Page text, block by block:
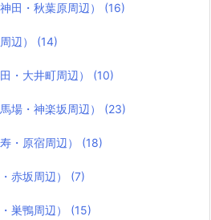
田・秋葉原周辺） (16)
辺） (14)
・大井町周辺） (10)
場・神楽坂周辺） (23)
・原宿周辺） (18)
赤坂周辺） (7)
巣鴨周辺） (15)